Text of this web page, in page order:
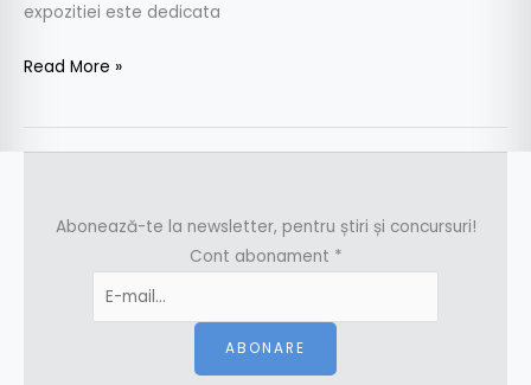
expozitiei este dedicata
Read More »
Abonează-te la newsletter, pentru știri și concursuri!
Cont abonament *
ABONARE